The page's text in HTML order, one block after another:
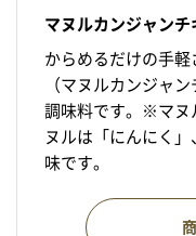
マヌルカンジャン
からめるだけの手
（マヌルカンジャ
調味料です。※マヌ
ヌルは「にんにく
味です。